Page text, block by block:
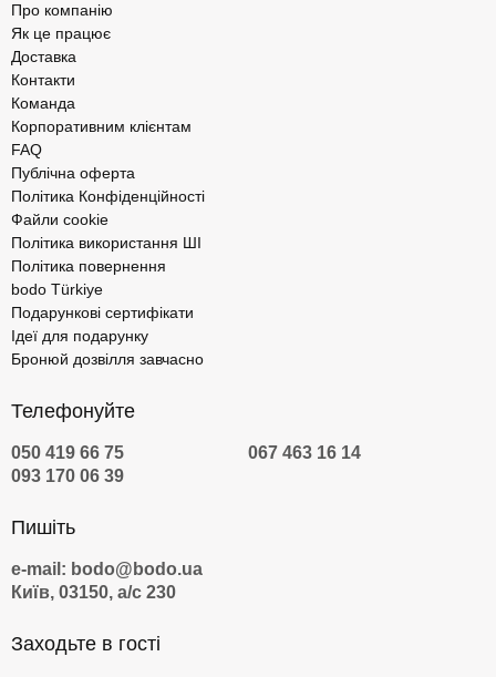
Про компанію
Як це працює
Доставка
Контакти
Команда
Корпоративним клієнтам
FAQ
Публічна оферта
Політика Конфіденційності
Файли cookie
Політика використання ШІ
Політика повернення
bodo Türkiye
Подарункові сертифікати
Ідеї для подарунку
Бронюй дозвілля завчасно
Телефонуйте
050 419 66 75
067 463 16 14
093 170 06 39
Пишіть
e-mail: bodo@bodo.ua
Київ, 03150, а/с 230
Заходьте в гості